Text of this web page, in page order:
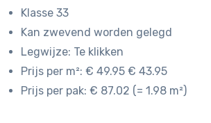
Klasse 33
Kan zwevend worden gelegd
Legwijze: Te klikken
Prijs per m²: € 49.95 € 43.95
Prijs per pak: € 87.02 (= 1.98 m²)